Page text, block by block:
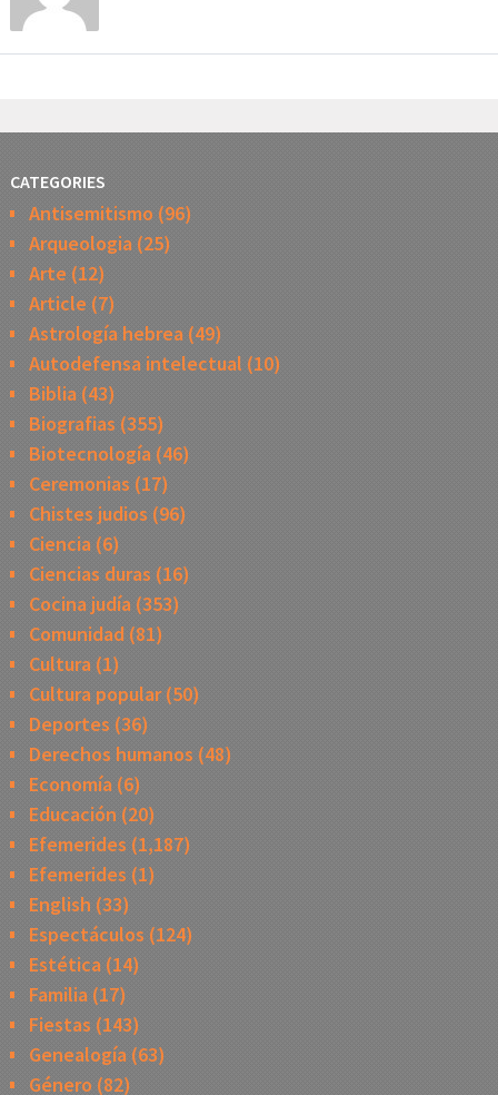
CATEGORIES
Antisemitismo (96)
Arqueologia(25)
Arte (12)
Article (7)
Astrología hebrea(49)
Autodefensa intelectual (10)
Biblia(43)
Biografias (355)
Biotecnología(46)
Ceremonias (17)
Chistes judios (96)
Ciencia(6)
Ciencias duras (16)
Cocina judía(353)
Comunidad(81)
Cultura(1)
Cultura popular(50)
Deportes (36)
Derechos humanos (48)
Economía(6)
Educación (20)
Efemerides (1,187)
Efemerides (1)
English (33)
Espectáculos (124)
Estética(14)
Familia(17)
Fiestas (143)
Genealogía(63)
Género (82)